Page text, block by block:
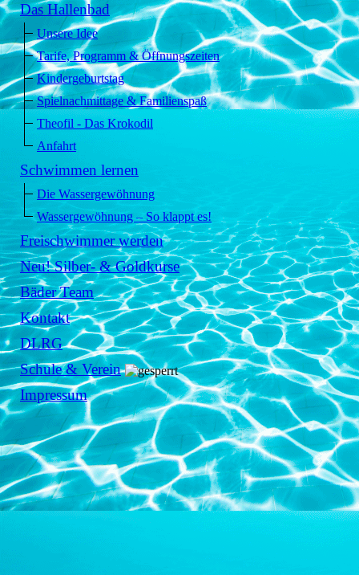
Das Hallenbad
Unsere Idee
Tarife, Programm & Öffnungszeiten
Kindergeburtstag
Spielnachmittage & Familienspaß
Theofil - Das Krokodil
Anfahrt
Schwimmen lernen
Die Wassergewöhnung
Wassergewöhnung – So klappt es!
Freischwimmer werden
Neu! Silber- & Goldkurse
Bäder Team
Kontakt
DLRG
Schule & Verein
Impressum